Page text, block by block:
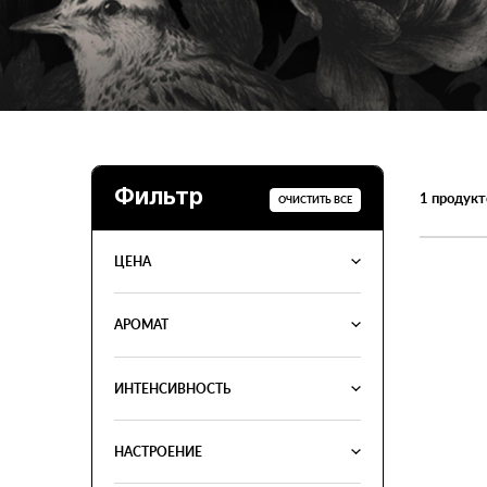
Фильтр
ЦЕНА
АРОМАТ
ИНТЕНСИВНОСТЬ
НАСТРОЕНИЕ
ОЧИСТИТЬ ВСЕ 1